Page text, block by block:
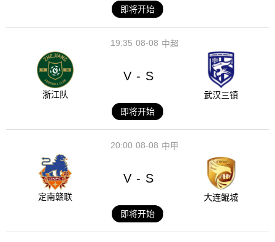
即将开始
08-08
19:35 中超
浙江队
V - S
武汉三镇
即将开始
08-08
20:00 中甲
定南赣联
V - S
大连鲲城
即将开始